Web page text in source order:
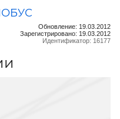
Обновление: 19.03.2012
Зарегистрировано: 19.03.2012
Идентификатор: 16177